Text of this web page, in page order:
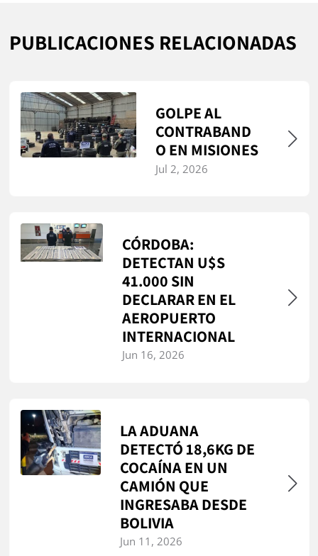
PUBLICACIONES RELACIONADAS
GOLPE AL
CONTRABAND
O EN MISIONES
Jul 2, 2026
CÓRDOBA:
DETECTAN U$S
41.000 SIN
DECLARAR EN EL
AEROPUERTO
INTERNACIONAL
Jun 16, 2026
LA ADUANA
DETECTÓ 18,6KG DE
COCAÍNA EN UN
CAMIÓN QUE
INGRESABA DESDE
BOLIVIA
Jun 11, 2026